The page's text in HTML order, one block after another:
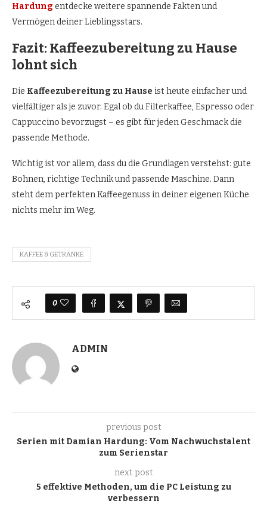
Hardung entdecke weitere spannende Fakten und
Vermögen deiner Lieblingsstars.
Fazit: Kaffeezubereitung zu Hause
lohnt sich
Die Kaffeezubereitung zu Hause ist heute einfacher und
vielfältiger als je zuvor. Egal ob du Filterkaffee, Espresso oder
Cappuccino bevorzugst – es gibt für jeden Geschmack die
passende Methode.
Wichtig ist vor allem, dass du die Grundlagen verstehst: gute
Bohnen, richtige Technik und passende Maschine. Dann
steht dem perfekten Kaffeegenuss in deiner eigenen Küche
nichts mehr im Weg.
KAFFEE & GETRÄNKE
0
ADMIN
previous post
Serien mit Damian Hardung: Vom Nachwuchstalent
zum Serienstar
next post
5 effektive Methoden, um die PC Leistung zu
verbessern